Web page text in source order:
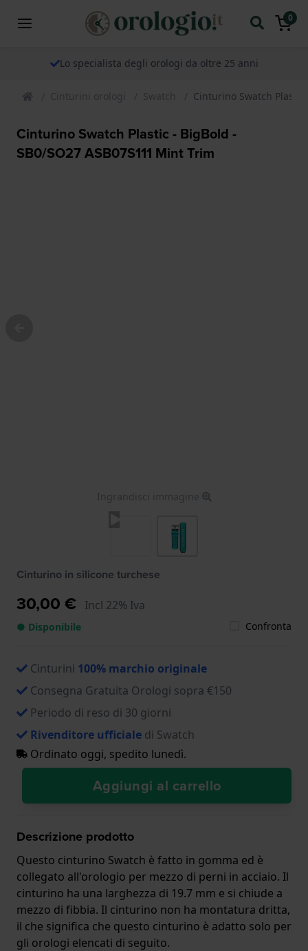
0
Lo specialista degli orologi da oltre 25 anni
Cinturini orologi Swatch Cinturino Swatch Plastic
Cinturino Swatch Plastic - BigBold -
SB0/SO27 ASB07S111 Mint Trim
Ingrandisci immagine
Cinturino in silicone turchese
30,00 € Incl 22% Iva
● Disponibile Confronta
Cinturini 100% marchio originale
Consegna Gratuita Orologi sopra €150
Periodo di reso di 30 giorni
Rivenditore ufficiale di Swatch
Ordinato oggi, spedito lunedì.
Aggiungi al carrello
Descrizione prodotto
Questo cinturino Swatch è fatto in gomma ed è
collegato all'orologio per mezzo di perni in acciaio. Il
cinturino ha una larghezza di 19.7 mm e si chiude a
mezzo di fibbia. Il cinturino non ha montatura dritta,
il che significa che questo cinturino è adatto solo per
gli orologi elencati di seguito.